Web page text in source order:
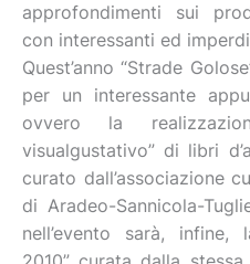
approfondimenti sui
con interessanti ed
Quest’anno “Strade
per un interessante
ovvero la
visualgustativo” di libri
curato dall’associazione
di Aradeo-Sannicola-
nell’evento sarà, infine,